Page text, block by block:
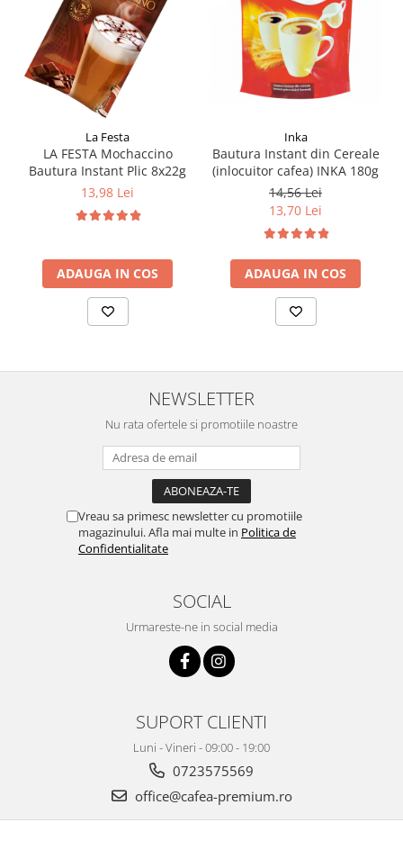
La Festa
LA FESTA Mochaccino
Bautura Instant Plic 8x22g
13,98 Lei
ADAUGA IN COS
Inka
Bautura Instant din Cereale
(inlocuitor cafea) INKA 180g
14,56 Lei
13,70 Lei
ADAUGA IN COS
NEWSLETTER
Nu rata ofertele si promotiile noastre
Vreau sa primesc newsletter cu promotiile
magazinului. Afla mai multe in Politica de
Confidentialitate
SOCIAL
Urmareste-ne in social media
SUPORT CLIENTI
Luni - Vineri - 09:00 - 19:00
0723575569
office@cafea-premium.ro